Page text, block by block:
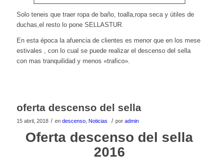
Solo teneis que traer ropa de baño, toalla,ropa seca y útiles de
duchas,el resto lo pone SELLASTUR.
En esta época la afuencia de clientes es menor que en los mese
estivales , con lo cual se puede realizar el descenso del sella
con mas tranquilidad y menos «trafico».
oferta descenso del sella
15 abril, 2018 / en descenso, Noticias / por admin
Oferta descenso del sella
2016